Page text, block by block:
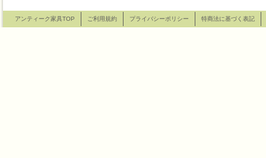
アンティーク家具TOP ご利用規約 プライバシーポリシー 特商法に基づく表記